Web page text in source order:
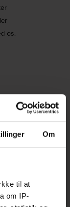
Om
til at
om IP-
os.